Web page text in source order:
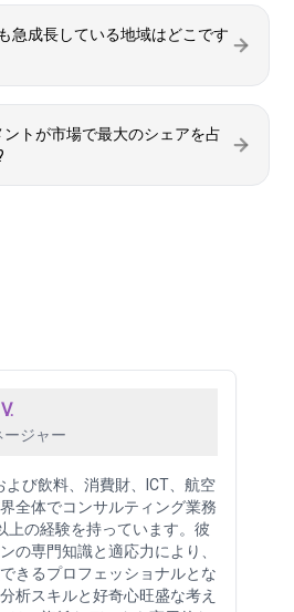
急成長している地域はどこです
トが市場で最大のシェアを占
ジャー
よび飲料、消費財、ICT、航空
全体でコンサルティング業務
上の経験を持っています。彼
の専門知識と適応力により、
きるプロフェッショナルとな
析スキルと好奇心旺盛な考え